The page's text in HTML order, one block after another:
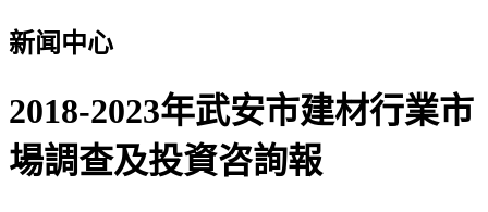
新闻中心
2018-2023年武安市建材行業市
場調查及投資咨詢報